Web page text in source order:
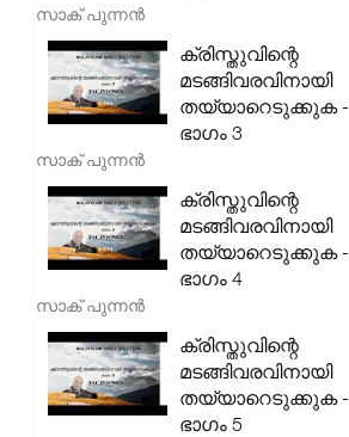
സാക് പുന്നൻ
ക്രിസ്തുവിന്റെ
മടങ്ങിവരവിനായി
തയ്യാറെടുക്കുക -
ഭാഗം 3
സാക് പുന്നൻ
ക്രിസ്തുവിന്റെ
മടങ്ങിവരവിനായി
തയ്യാറെടുക്കുക -
ഭാഗം 4
സാക് പുന്നൻ
ക്രിസ്തുവിന്റെ
മടങ്ങിവരവിനായി
തയ്യാറെടുക്കുക -
ഭാഗം 5